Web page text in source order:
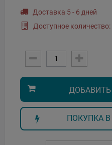
Доставка 5 - 6 дней
Доступное
ПОКУПКА